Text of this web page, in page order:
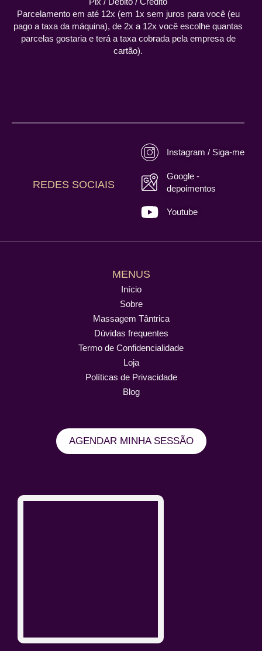
Parcelamento em até 12x (em 1x sem juros para você (eu
pago a taxa da máquina), de 2x a 12x você escolhe quantas
parcelas gostaria e terá a taxa cobrada pela empresa de
cartão).
REDES SOCIAIS
Instagram / Siga-me
Google -
depoimentos
Youtube
MENUS
Início
Sobre
Massagem Tântrica
Dúvidas frequentes
Termo de Confidencialidade
Loja
Políticas de Privacidade
Blog
AGENDAR MINHA SESSÃO